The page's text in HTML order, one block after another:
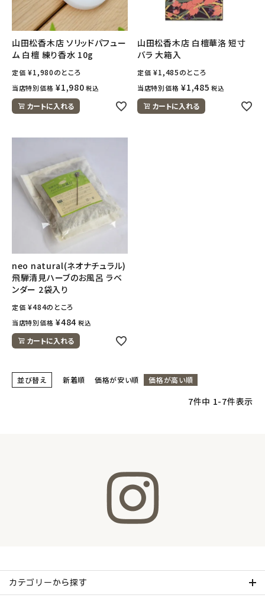
ご利用ガイド等
アカウント情報
meeting_room ログイン 会員登録
山田松香木店 ソリッドパフュー
ム 白檀 練り香水 10g
定価 ¥1,980のところ
当店特別価格 ¥1,980 税込
カートに入れる
山田松香木店 白檀華洛 短寸
バラ 大箱入
定価 ¥1,485のところ
当店特別価格 ¥1,485 税込
カートに入れる
neo natural(ネオナチュラル)
飛騨清見ハーブのお風呂 ラベ
ンダー 2袋入り
定価 ¥484のところ
当店特別価格 ¥484 税込
カートに入れる
並び替え 新着順 価格が安い順 価格が高い順
7件中 1-7件表示
カテゴリーから探す